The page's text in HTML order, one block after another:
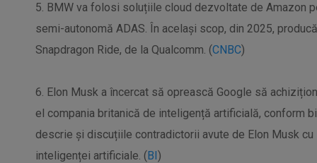
5. BMW va folosi soluțiile cloud dezvoltate de Amazon
semi-autonomă ADAS. În același scop, din 2025,
Snapdragon Ride, de la Qualcomm. (CNBC)
6. Elon Musk a încercat să oprească Google să
el compania britanică de inteligență artificială, conform
descrie și discuțiile contradictorii avute de Elon Musk
inteligenței artificiale. (BI)